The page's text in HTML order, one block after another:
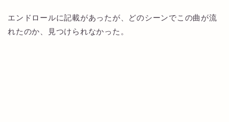
エンドロールに記載があったが、どのシーンでこの曲が流
れたのか、見つけられなかった。